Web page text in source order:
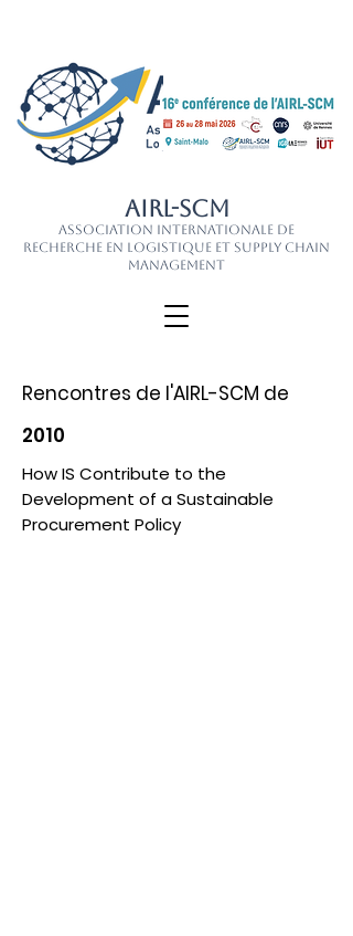
AIRL-SCM
Association Internationale de
Recherche en Logistique et Supply Chain
Management
Rencontres de l'AIRL-SCM de
2010
How IS Contribute to the
Development of a Sustainable
Procurement Policy